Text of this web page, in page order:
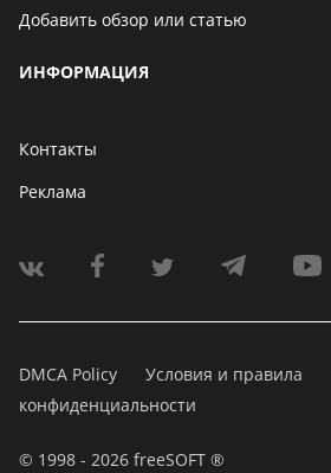
Добавить обзор или статью
ИНФОРМАЦИЯ
Контакты
Реклама
DMCA Policy Условия и правила
конфиденциальности
© 1998 - 2026 freeSOFT ®